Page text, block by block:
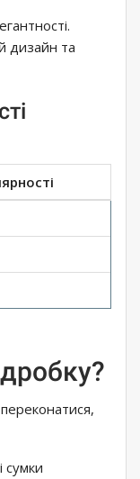
дизайн та
сумки